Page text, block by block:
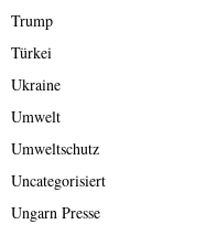
Trump
Türkei
Ukraine
Umwelt
Umweltschutz
Uncategorisiert
Ungarn Presse